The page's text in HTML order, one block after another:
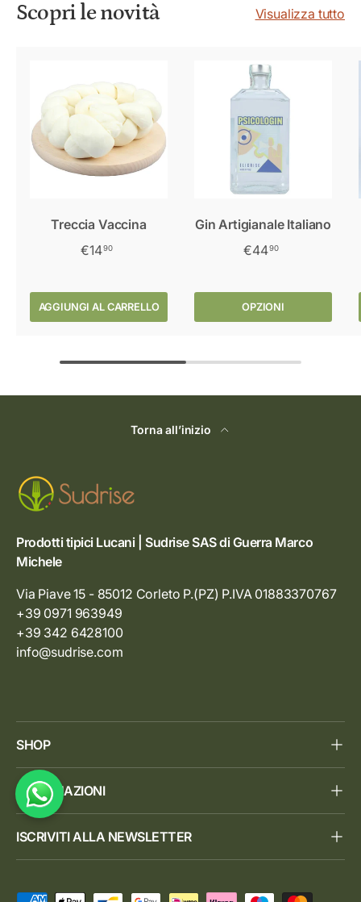
Scopri le novità Visualizza tutto
Treccia Vaccina
€1490
AGGIUNGI AL CARRELLO
Gin Artigianale Italiano
€4490
OPZIONI
Torna all’inizio
Prodotti tipici Lucani | Sudrise SAS di Guerra Marco
Michele
Via Piave 15 - 85012 Corleto P.(PZ) P.IVA 01883370767
+39 0971 963949
+39 342 6428100
info@sudrise.com
SHOP
INFORMAZIONI
ISCRIVITI ALLA NEWSLETTER